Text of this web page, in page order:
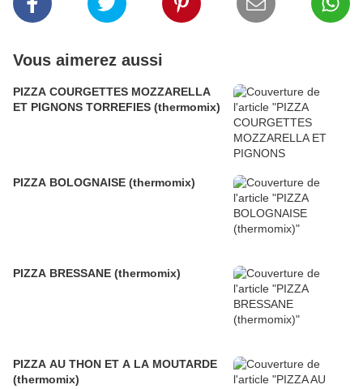
Vous aimerez aussi
PIZZA COURGETTES MOZZARELLA
ET PIGNONS TORREFIES (thermomix)
PIZZA BOLOGNAISE (thermomix)
PIZZA BRESSANE (thermomix)
PIZZA AU THON ET A LA MOUTARDE
(thermomix)